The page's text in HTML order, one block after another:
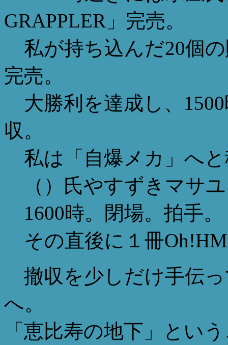
GRAPPLER」完売。
私が持ち込んだ20個
完売。
大勝利を達成し、
収。
私は「自爆メカ」へと
（）氏やすずきマサ
1600時。閉場。拍手。
その直後に１冊
撤収を少しだけ手伝っ
へ。
「恵比寿の地下」とい